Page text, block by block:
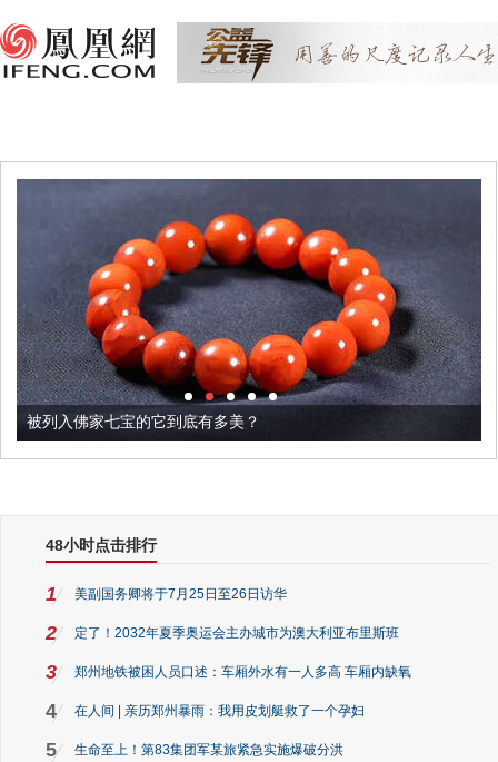
被列入佛家七宝的它到底有多美？
48小时点击排行
1 美副国务卿将于7月25日至26日访华
2 定了！2032年夏季奥运会主办城市为澳大利亚布里斯班
3 郑州地铁被困人员口述：车厢外水有一人多高 车厢内缺氧
4 在人间 | 亲历郑州暴雨：我用皮划艇救了一个孕妇
5 生命至上！第83集团军某旅紧急实施爆破分洪